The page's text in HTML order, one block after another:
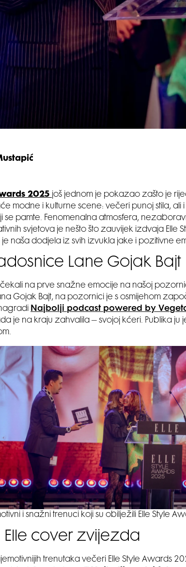
2025 još jednom je pokazao zašto je
modne i kulturne scene: večeri punoj stila, ali i
se pamte. Fenomenalna atmosfera,
svjetova je nešto što zauvijek izdvaja Elle
naša dodjela iz svih izvukla jake i pozitivne
Lane Gojak Bajt
na prve snažne emocije na našoj
Gojak Bajt, na pozornici je s osmijehom
Najbolji podcast powered by
je na kraju zahvalila – svojoj kćeri. Publika ju
i snažni trenuci koji su obilježili Elle Style
cover zvijezda
trenutaka večeri Elle Style Awards